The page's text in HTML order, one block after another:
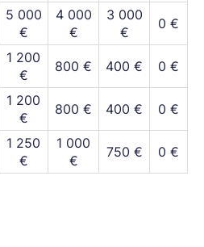
5 000
€
4 000
€
3 000
€
0 €
1 200
€
800 € 400 € 0 €
1 200
€
800 € 400 € 0 €
1 250
€
1 000
€
750 € 0 €